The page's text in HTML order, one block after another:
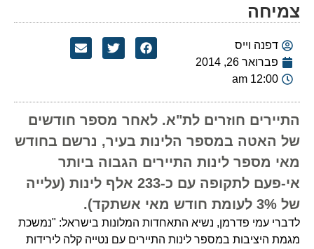
צמיחה
דפנה וייס
פברואר 26, 2014
12:00 am
התיירים חוזרים לת"א. לאחר מספר חודשים
של האטה במספר הלינות בעיר, נרשם בחודש
מאי מספר לינות התיירים הגבוה ביותר
אי-פעם לתקופה עם כ-233 אלף לינות (עלייה
של 3% לעומת חודש מאי אשתקד).
לדברי עמי פדרמן, נשיא התאחדות המלונות בישראל: "נמשכת
מגמת היציבות במספר לינות התיירים עם נטייה קלה לירידות